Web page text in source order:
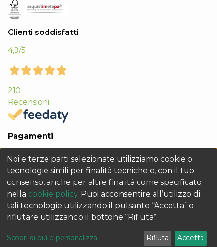
Clienti soddisfatti
4,9/5
210
Recensioni
Pagamenti
Q&B GRAFICHE s.r.l. Sede legale Via 1° Maggio 15 - 35035 Mestrino (PD) -
Noi e terze parti selezionate utilizziamo cookie o
tecnologie simili per finalità tecniche e, con il tuo
consenso, anche per altre finalità come specificato
nella cookie policy. Puoi acconsentire all’utilizzo di
tali tecnologie utilizzando il pulsante “Accetta” o
rifiutare utilizzando il bottone “Rifiuta”.
Scopri di più e personalizza Rifiuta Accetta